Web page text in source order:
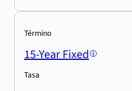
Término
15-Year Fixed
Tasa